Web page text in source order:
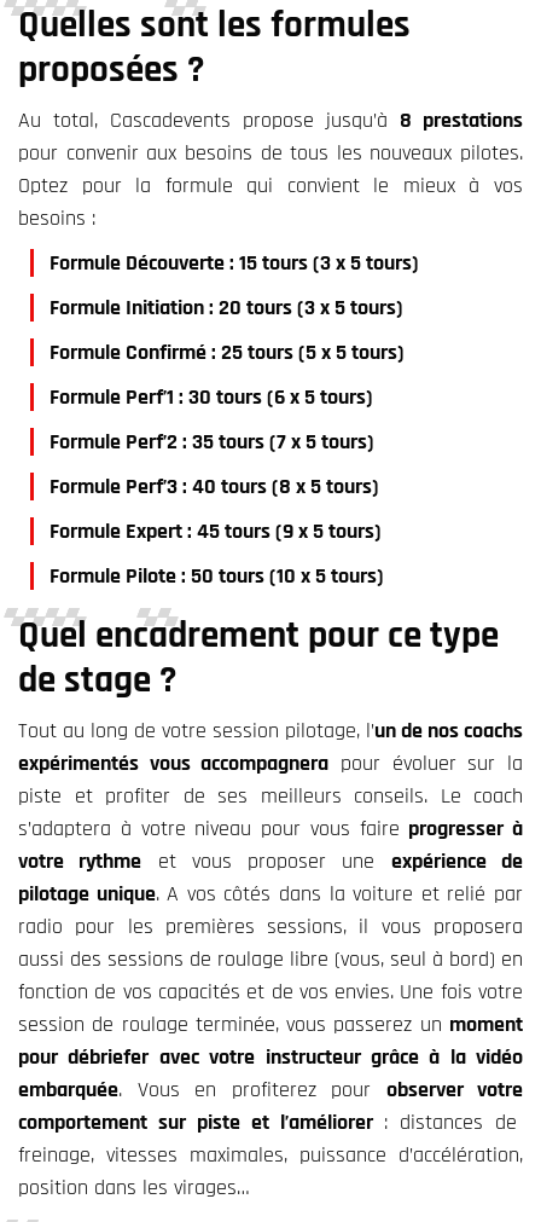
Quelles sont les formules
proposées ?
Au total, Cascadevents propose jusqu’à 8 prestations
pour convenir aux besoins de tous les nouveaux pilotes.
Optez pour la formule qui convient le mieux à vos
besoins :
Formule Découverte : 15 tours (3 x 5 tours)
Formule Initiation : 20 tours (3 x 5 tours)
Formule Confirmé : 25 tours (5 x 5 tours)
Formule Perf’1 : 30 tours (6 x 5 tours)
Formule Perf’2 : 35 tours (7 x 5 tours)
Formule Perf’3 : 40 tours (8 x 5 tours)
Formule Expert : 45 tours (9 x 5 tours)
Formule Pilote : 50 tours (10 x 5 tours)
Quel encadrement pour ce type
de stage ?
Tout au long de votre session pilotage, l’un de nos coachs
expérimentés vous accompagnera pour évoluer sur la
piste et profiter de ses meilleurs conseils. Le coach
s’adaptera à votre niveau pour vous faire progresser à
votre rythme et vous proposer une expérience de
pilotage unique.A vos côtés dans la voiture et relié par
radio pour les premières sessions, il vous proposera
aussi des sessions de roulage libre (vous, seul à bord) en
fonction de vos capacités et de vos envies. Une fois votre
session de roulage terminée,vous passerez un moment
pour débriefer avec votre instructeur grâce à la vidéo
embarquée. Vous en profiterez pour observer votre
comportement sur piste et l’améliorer : distances de
freinage, vitesses maximales, puissance d’accélération,
position dans les virages…